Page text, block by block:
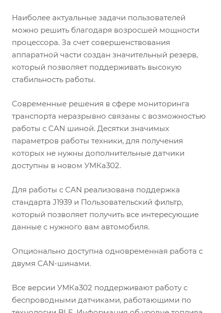
Наиболее актуальные задачи пользователей
можно решить благодаря возросшей мощности
процессора. За счет совершенствования
аппаратной части создан значительный резерв,
который позволяет поддерживать высокую
стабильность работы.
Современные решения в сфере мониторинга
транспорта неразрывно связаны с возможностью
работы с CAN шиной. Десятки значимых
параметров работы техники, для получения
которых не нужны дополнительные датчики
доступны в новом УМКа302.
Для работы с CAN реализована поддержка
стандарта J1939 и Пользовательский фильтр,
который позволяет получить все интересующие
данные с нужного вам автомобиля.
Опционально доступна одновременная работа с
двумя CAN-шинами.
Все версии УМКа302 поддерживают работу с
беспроводными датчиками, работающими по